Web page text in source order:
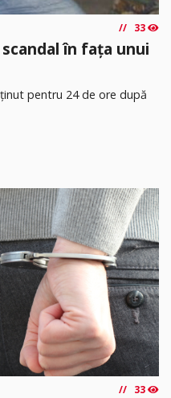
33
în fața unui
pentru 24 de ore după
33